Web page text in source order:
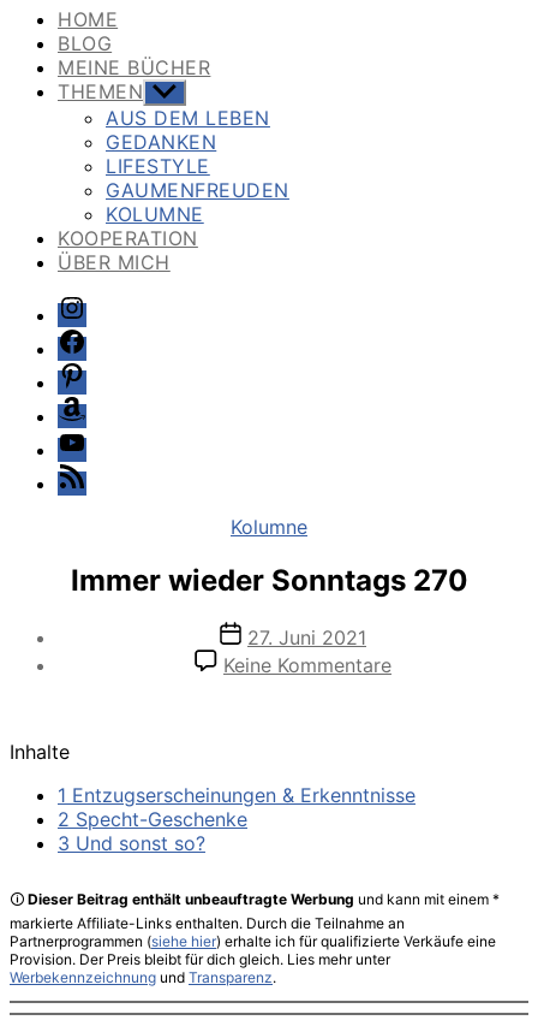
HOME
BLOG
MEINE BÜCHER
THEMEN Untermenü
anzeigen
AUS DEM LEBEN
GEDANKEN
LIFESTYLE
GAUMENFREUDEN
KOLUMNE
KOOPERATION
ÜBER MICH
Instagram
Facebook
Pinterest
Amazon
Youtube
Feed
Kategorien
Kolumne
Immer wieder Sonntags 270
Veröffentlichungsdatum
27. Juni 2021
Keine Kommentarezu
Inhalte
1 Entzugserscheinungen & Erkenntnisse
2 Specht-Geschenke
3 Und sonst so?
🛈 Dieser Beitrag enthält unbeauftragte Werbung und kann mit einem *
markierte Affiliate-Links enthalten. Durch die Teilnahme an
Partnerprogrammen (siehe hier) erhalte ich für qualifizierte Verkäufe eine
Provision. Der Preis bleibt für dich gleich. Lies mehr unter
Werbekennzeichnung und Transparenz.